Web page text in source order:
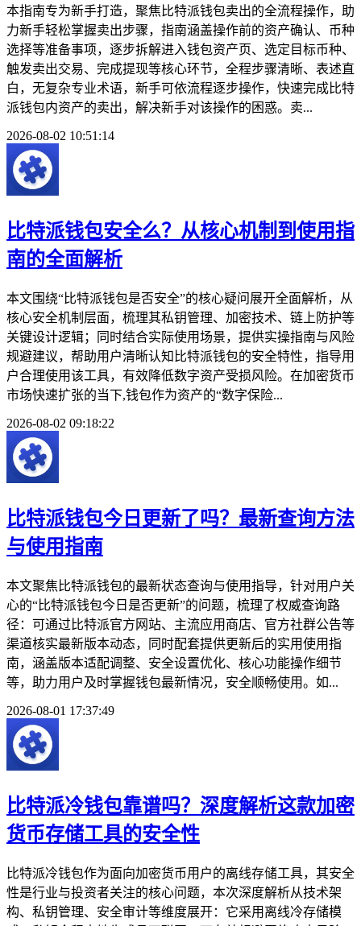
本指南专为新手打造，聚焦比特派钱包卖出的全流程操作，助
力新手轻松掌握卖出步骤，指南涵盖操作前的资产确认、币种
选择等准备事项，逐步拆解进入钱包资产页、选定目标币种、
触发卖出交易、完成提现等核心环节，全程步骤清晰、表述直
白，无复杂专业术语，新手可依流程逐步操作，快速完成比特
派钱包内资产的卖出，解决新手对该操作的困惑。卖...
2026-08-02 10:51:14
比特派钱包安全么？从核心机制到使用指
南的全面解析
本文围绕“比特派钱包是否安全”的核心疑问展开全面解析，从
核心安全机制层面，梳理其私钥管理、加密技术、链上防护等
关键设计逻辑；同时结合实际使用场景，提供实操指南与风险
规避建议，帮助用户清晰认知比特派钱包的安全特性，指导用
户合理使用该工具，有效降低数字资产受损风险。在加密货币
市场快速扩张的当下,钱包作为资产的“数字保险...
2026-08-02 09:18:22
比特派钱包今日更新了吗？最新查询方法
与使用指南
本文聚焦比特派钱包的最新状态查询与使用指导，针对用户关
心的“比特派钱包今日是否更新”的问题，梳理了权威查询路
径：可通过比特派官方网站、主流应用商店、官方社群公告等
渠道核实最新版本动态，同时配套提供更新后的实用使用指
南，涵盖版本适配调整、安全设置优化、核心功能操作细节
等，助力用户及时掌握钱包最新情况，安全顺畅使用。如...
2026-08-01 17:37:49
比特派冷钱包靠谱吗？深度解析这款加密
货币存储工具的安全性
比特派冷钱包作为面向加密货币用户的离线存储工具，其安全
性是行业与投资者关注的核心问题，本次深度解析从技术架
构、私钥管理、安全审计等维度展开：它采用离线冷存储模